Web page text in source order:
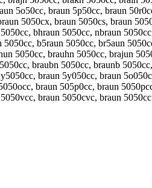
5o50cc, braun 5p50cc, braun
5050cx, braun 5050cs, braun
bhraun 5050cc, nbraun
b5raun 5050cc, br5aun
5050cc, brauhn 5050cc, brajun
braubn 5050cc, braunb
braun 5y050cc, braun
braun 505p0cc, braun
braun 5050cvc, braun